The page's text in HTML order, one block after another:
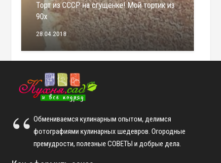
Торт из СССР на сгущенке! Мой тортик из
90х
28.04.2018
Обмениваемся кулинарным опытом, делимся
фотографиями кулинарных шедевров. Огородные
премудрости, полезные СОВЕТЫ и добрые дела.